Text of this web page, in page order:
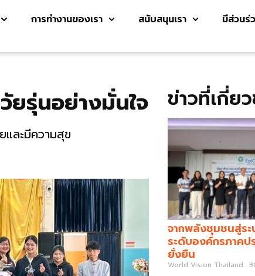
การทำงานของเรา สนับสนุนเรา มีส่วนร่
ยรุ่นอย่างมั่นใจ
ละมีความสุข
ข่าวที่เกี่ย
จากพลังชุมชนสู่ร
ระดับองค์กรภาคป
ยั่งยืน
World Vision Thailand